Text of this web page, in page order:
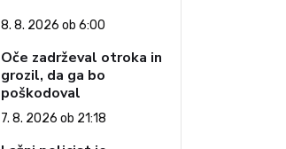
8. 8. 2026 ob 6:00
Oče zadrževal otroka in
grozil, da ga bo
poškodoval
7. 8. 2026 ob 21:18